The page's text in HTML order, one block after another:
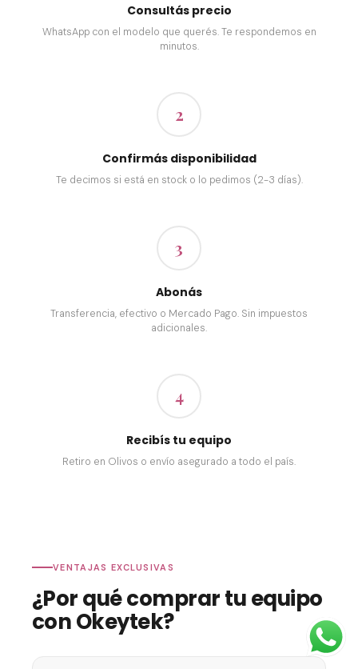
Consultás precio
WhatsApp con el modelo que querés. Te respondemos en
minutos.
2
Confirmás disponibilidad
Te decimos si está en stock o lo pedimos (2-3 días).
3
Abonás
Transferencia, efectivo o Mercado Pago. Sin impuestos
adicionales.
4
Recibís tu equipo
Retiro en Olivos o envío asegurado a todo el país.
VENTAJAS EXCLUSIVAS
¿Por qué comprar tu equipo
con Okeytek?